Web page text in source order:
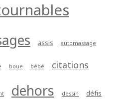
assis automassage
boue bébé citations
dehors dessin défis